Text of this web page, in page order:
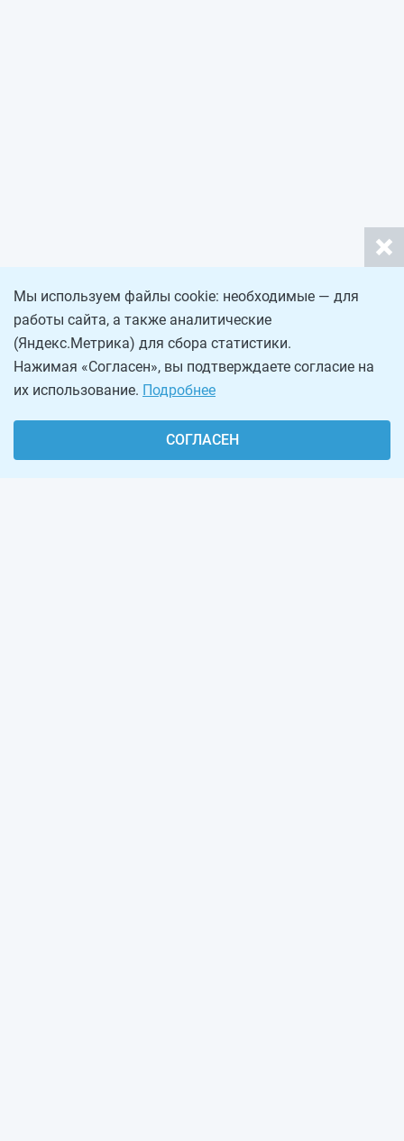
Мы используем файлы cookie: необходимые — для
работы сайта, а также аналитические
(Яндекс.Метрика) для сбора статистики.
Нажимая «Согласен», вы подтверждаете согласие на
их использование. Подробнее
СОГЛАСЕН